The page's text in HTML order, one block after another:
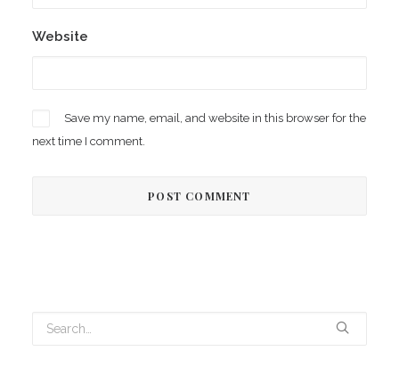
Website
Save my name, email, and website in this browser for the
next time I comment.